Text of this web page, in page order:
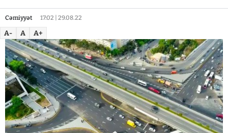
Cəmiyyət 17:02 | 29.08.22
A- A A+